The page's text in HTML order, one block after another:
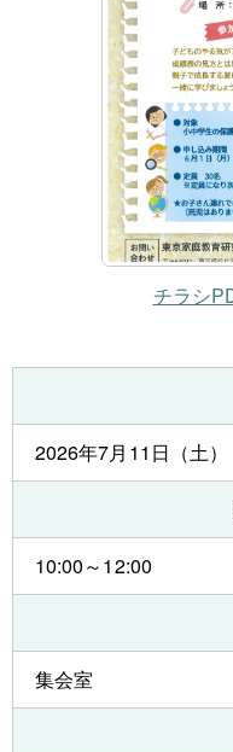
チラシ
2026年7月11日（土）
10:00～12:00
集会室